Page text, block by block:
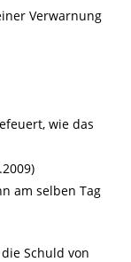
Verwarnung
wie das
am selben Tag
Schuld von